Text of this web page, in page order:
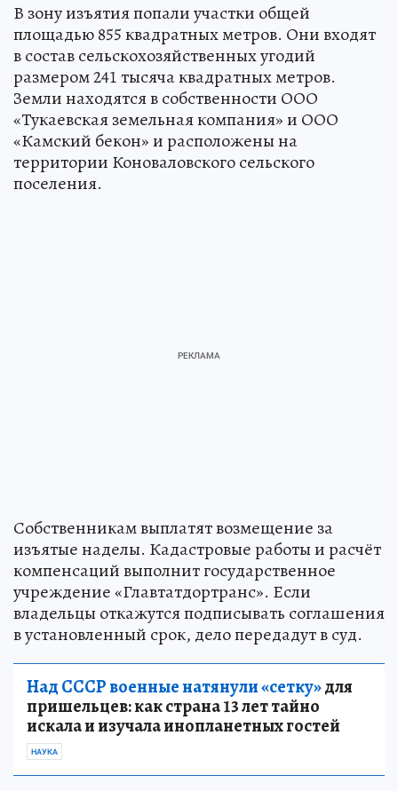
В зону изъятия попали участки общей
площадью 855 квадратных метров. Они входят
в состав сельскохозяйственных угодий
размером 241 тысяча квадратных метров.
Земли находятся в собственности ООО
«Тукаевская земельная компания» и ООО
«Камский бекон» и расположены на
территории Коноваловского сельского
поселения.
Собственникам выплатят возмещение за
изъятые наделы. Кадастровые работы и расчёт
компенсаций выполнит государственное
учреждение «Главтатдортранс». Если
владельцы откажутся подписывать соглашения
в установленный срок, дело передадут в суд.
Над СССР военные натянули «сетку»для
пришельцев: как страна 13 лет тайно
искала и изучала инопланетных гостей
НАУКА